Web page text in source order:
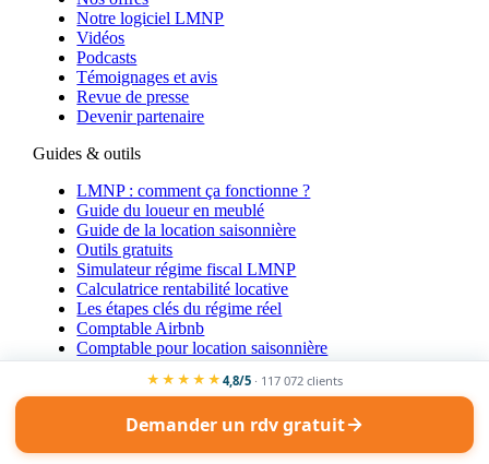
★★★★★ 4,8/5 · 117 072 clients
Demander un rdv gratuit
Notre logiciel LMNP
Vidéos
Podcasts
Témoignages et avis
Revue de presse
Devenir partenaire
Guides & outils
LMNP : comment ça fonctionne ?
Guide du loueur en meublé
Guide de la location saisonnière
Outils gratuits
Simulateur régime fiscal LMNP
Calculatrice rentabilité locative
Les étapes clés du régime réel
Comptable Airbnb
Comptable pour location saisonnière
Contact